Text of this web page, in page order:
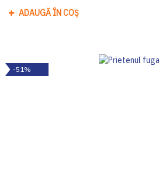
ADAUGĂ ÎN COȘ
-51%